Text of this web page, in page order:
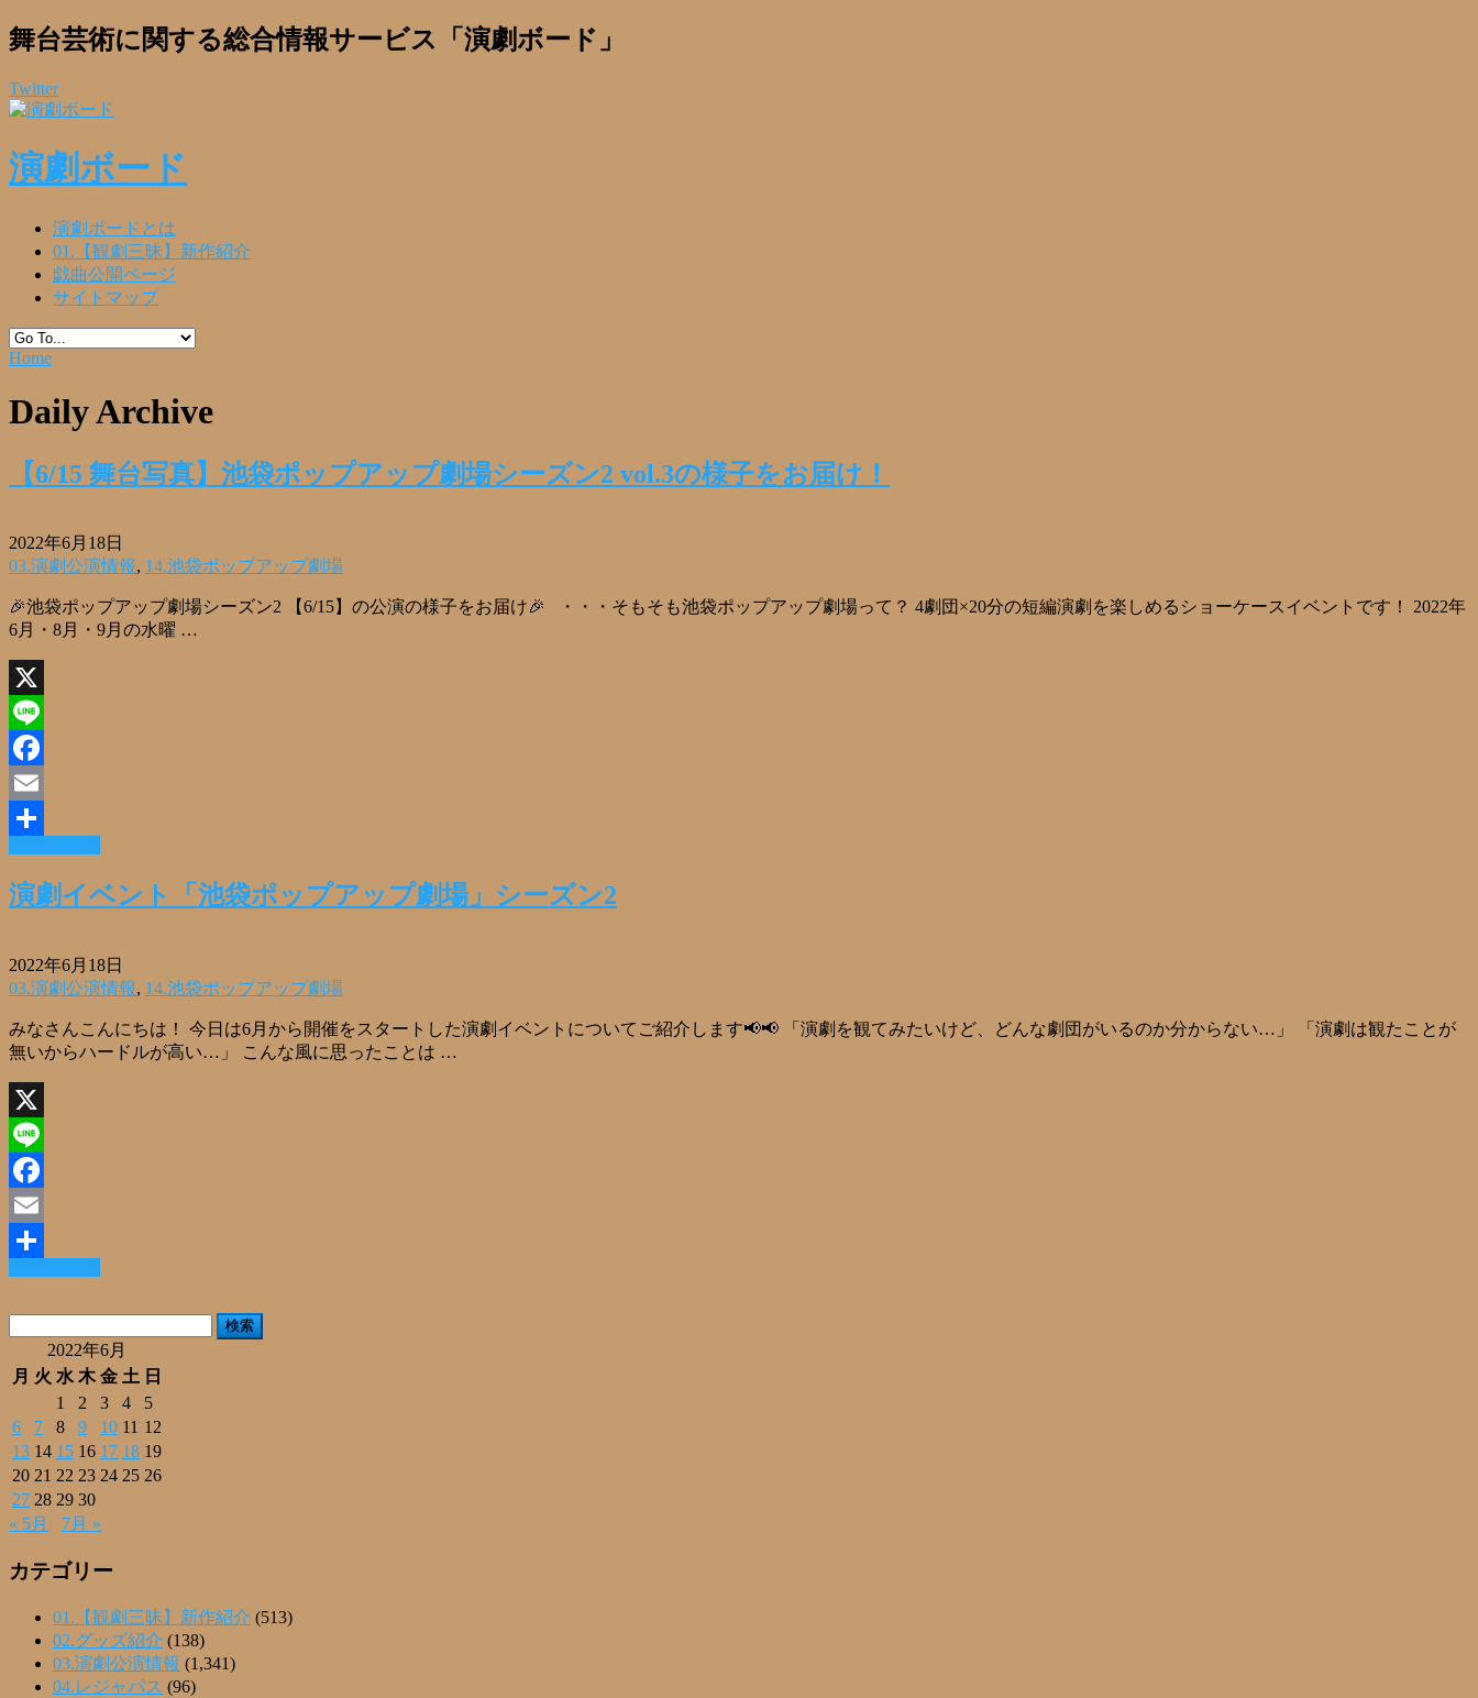
舞台芸術に関する総合情報サービス「演劇ボード」
Twitter
演劇ボード
演劇ボードとは
01.【観劇三昧】新作紹介
戯曲公開ページ
サイトマップ
Home
Daily Archive
【6/15 舞台写真】池袋ポップアップ劇場シーズン2 vol.3の様子をお届け！
2022年6月18日
03.演劇公演情報, 14.池袋ポップアップ劇場
🎉池袋ポップアップ劇場シーズン2 【6/15】の公演の様子をお届け🎉 ・・・そもそも池袋ポップアップ劇場って？ 4劇団×20分の短編演劇を楽しめるショーケースイベントです！ 2022年
6月・8月・9月の水曜 …
X
Line
Facebook
Email
共
有
演劇イベント「池袋ポップアップ劇場」シーズン2
2022年6月18日
03.演劇公演情報, 14.池袋ポップアップ劇場
みなさんこんにちは！ 今日は6月から開催をスタートした演劇イベントについてご紹介します📢📢 「演劇を観てみたいけど、どんな劇団がいるのか分からない…」 「演劇は観たことが
無いからハードルが高い…」 こんな風に思ったことは …
X
Line
Facebook
Email
共
有
2022年6月
月 火 水 木 金 土 日
1
2 3 4
5
6
7 8 9 10 11 12
13 14 15 16 17 18 19
20 21 22 23 24 25 26
27 28 29 30
« 5月
7月 »
カテゴリー
01.【観劇三昧】新作紹介 (513)
02.グッズ紹介 (138)
03.演劇公演情報 (1,341)
04.レジャパス (96)